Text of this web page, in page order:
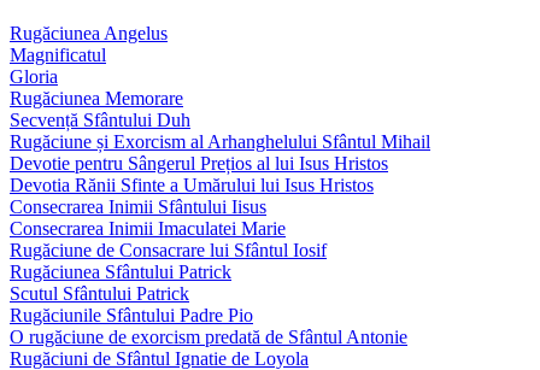
Rugăciunea Angelus
Magnificatul
Gloria
Rugăciunea Memorare
Secvență Sfântului Duh
Rugăciune și Exorcism al Arhanghelului Sfântul Mihail
Devotie pentru Sângerul Prețios al lui Isus Hristos
Devotia Rănii Sfinte a Umărului lui Isus Hristos
Consecrarea Inimii Sfântului Iisus
Consecrarea Inimii Imaculatei Marie
Rugăciune de Consacrare lui Sfântul Iosif
Rugăciunea Sfântului Patrick
Scutul Sfântului Patrick
Rugăciunile Sfântului Padre Pio
O rugăciune de exorcism predată de Sfântul Antonie
Rugăciuni de Sfântul Ignatie de Loyola